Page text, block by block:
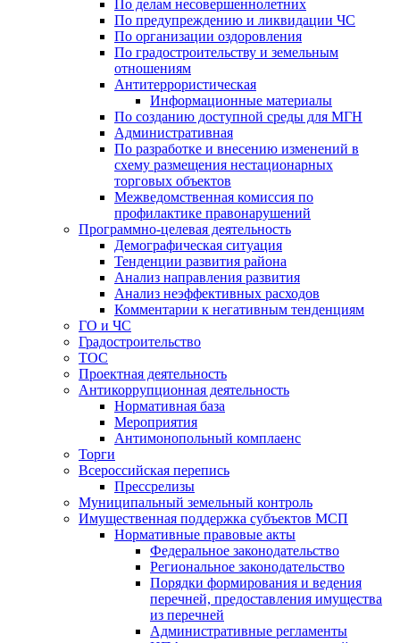
По делам несовершеннолетних
По предупреждению и ликвидации ЧС
По организации оздоровления
По градостроительству и земельным
отношениям
Антитеррористическая
Информационные материалы
По созданию доступной среды для МГН
Административная
По разработке и внесению изменений в
схему размещения нестационарных
торговых объектов
Межведомственная комиссия по
профилактике правонарушений
Программно-целевая деятельность
Демографическая ситуация
Тенденции развития района
Анализ направления развития
Анализ неэффективных расходов
Комментарии к негативным тенденциям
ГО и ЧС
Градостроительство
ТОС
Проектная деятельность
Антикоррупционная деятельность
Нормативная база
Мероприятия
Антимонопольный комплаенс
Торги
Всероссийская перепись
Прессрелизы
Муниципальный земельный контроль
Имущественная поддержка субъектов МСП
Нормативные правовые акты
Федеральное законодательство
Региональное законодательство
Порядки формирования и ведения
перечней, предоставления имущества
из перечней
Административные регламенты